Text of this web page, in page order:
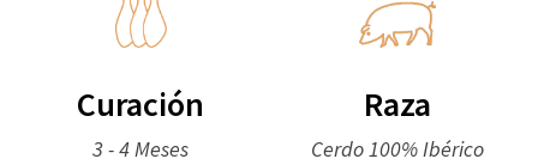
Curación
3 - 4 Meses
Raza
Cerdo 100% Ibérico